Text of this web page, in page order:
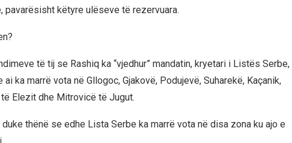
pavarësisht këtyre ulëseve të rezervuara.
të tij se Rashiq ka “vjedhur” mandatin, kryetari i Listës Serbe,
ka marrë vota në Gllogoc, Gjakovë, Podujevë, Suharekë, Kaçanik,
Elezit dhe Mitrovicë të Jugut.
duke thënë se edhe Lista Serbe ka marrë vota në disa zona ku ajo e